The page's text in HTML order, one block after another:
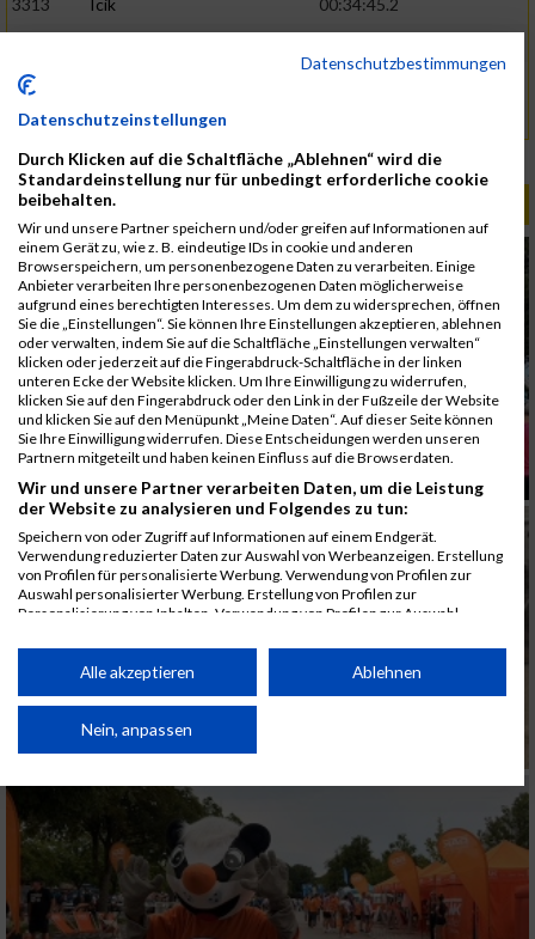
3313
Icik
00:34:45.2
3248
3327
Kobal
Rang:49.
ALBUM B2RUN MÜNCHEN / 15.07.2026
Datenschutzbestimmungen
Datenschutzeinstellungen
Durch Klicken auf die Schaltfläche „Ablehnen“ wird die
Standardeinstellung nur für unbedingt erforderliche cookie
beibehalten.
Wir und unsere Partner speichern und/oder greifen auf Informationen auf
einem Gerät zu, wie z. B. eindeutige IDs in cookie und anderen
Browserspeichern, um personenbezogene Daten zu verarbeiten. Einige
Anbieter verarbeiten Ihre personenbezogenen Daten möglicherweise
aufgrund eines berechtigten Interesses. Um dem zu widersprechen, öffnen
Sie die „Einstellungen“. Sie können Ihre Einstellungen akzeptieren, ablehnen
oder verwalten, indem Sie auf die Schaltfläche „Einstellungen verwalten“
klicken oder jederzeit auf die Fingerabdruck-Schaltfläche in der linken
unteren Ecke der Website klicken. Um Ihre Einwilligung zu widerrufen,
klicken Sie auf den Fingerabdruck oder den Link in der Fußzeile der Website
und klicken Sie auf den Menüpunkt „Meine Daten“. Auf dieser Seite können
Sie Ihre Einwilligung widerrufen. Diese Entscheidungen werden unseren
Partnern mitgeteilt und haben keinen Einfluss auf die Browserdaten.
Wir und unsere Partner verarbeiten Daten, um die Leistung
der Website zu analysieren und Folgendes zu tun:
Speichern von oder Zugriff auf Informationen auf einem Endgerät.
Verwendung reduzierter Daten zur Auswahl von Werbeanzeigen. Erstellung
von Profilen für personalisierte Werbung. Verwendung von Profilen zur
Auswahl personalisierter Werbung. Erstellung von Profilen zur
Personalisierung von Inhalten. Verwendung von Profilen zur Auswahl
Performance von Inhalten. Analyse von Zielgruppen durch Statistiken oder
Kombinationen von Daten aus verschiedenen Quellen. Entwicklung und
von Inhalten.
Daten können außerhalb der Europäischen Union weitergegeben und in die
Partnerliste anzeigen (1 IAB-Anbieter)
Wir nutzen Ihre Daten für folgende Zwecke:
IAB-Verarbeitungszwecke:
Alle akzeptieren Ablehnen
Nein, anpassen